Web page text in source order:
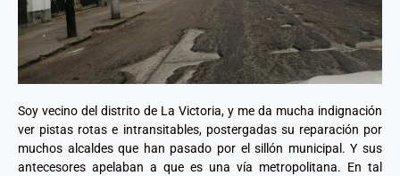
Soy vecino del distrito de La Victoria, y me da mucha indignación
ver pistas rotas e intransitables, postergadas su reparación por
muchos alcaldes que han pasado por el sillón municipal. Y sus
antecesores apelaban a que es una vía metropolitana. En tal